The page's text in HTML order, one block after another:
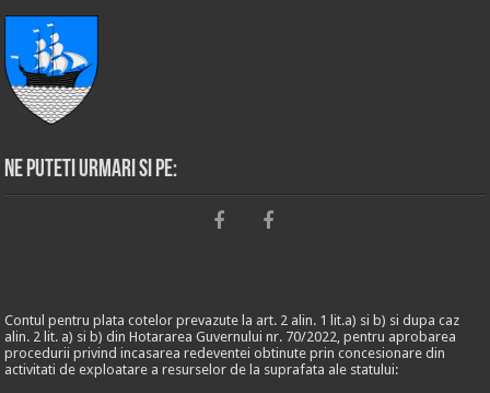
Ne puteti urmari si pe:
Contul pentru plata cotelor prevazute la art. 2 alin. 1 lit.a) si b) si dupa caz
alin. 2 lit. a) si b) din Hotararea Guvernului nr. 70/2022, pentru aprobarea
procedurii privind incasarea redeventei obtinute prin concesionare din
activitati de exploatare a resurselor de la suprafata ale statului: